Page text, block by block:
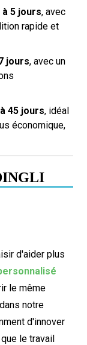
à 5 jours, avec
rapide et
jours, avec un
45 jours, idéal
économique,
d'aider plus
le même
notre
d'innover
le travail